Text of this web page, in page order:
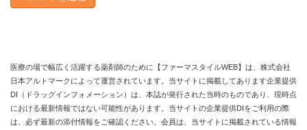
医療の場で幅広く活躍する薬剤師のために【ファーマスタイルWEB】は、株式会社
日本アルトマークによって運営されています。当サイトに掲載してあります企業提供
DI（ドラッグインフォメーション）は、本誌が発行された当時のものであり、現時点
における最新情報ではない可能性があります。当サイトの企業提供DIをご利用の際
は、必ず最新の添付情報をご確認ください。会員は、当サイトに掲載されている情報